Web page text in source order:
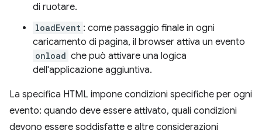
di ruotare.
loadEvent : come passaggio finale in ogni
caricamento di pagina, il browser attiva un evento
onload che può attivare una logica
dell'applicazione aggiuntiva.
La specifica HTML impone condizioni specifiche per ogni
evento: quando deve essere attivato, quali condizioni
devono essere soddisfatte e altre considerazioni